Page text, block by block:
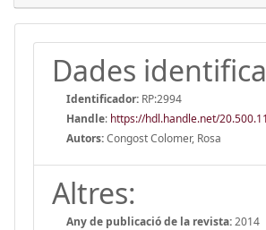
Dades
Identificador: RP:2994
Handle: https://hdl.handle.net/
Autors:Congost Colomer, Rosa
Altres:
Any de publicació de la revista:2014